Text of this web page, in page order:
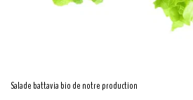
Salade battavia bio de notre production